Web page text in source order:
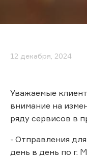
12 декабря, 2024
Уважаемые
внимание на
ряду сервисов в
- Отправления
день в день по г.